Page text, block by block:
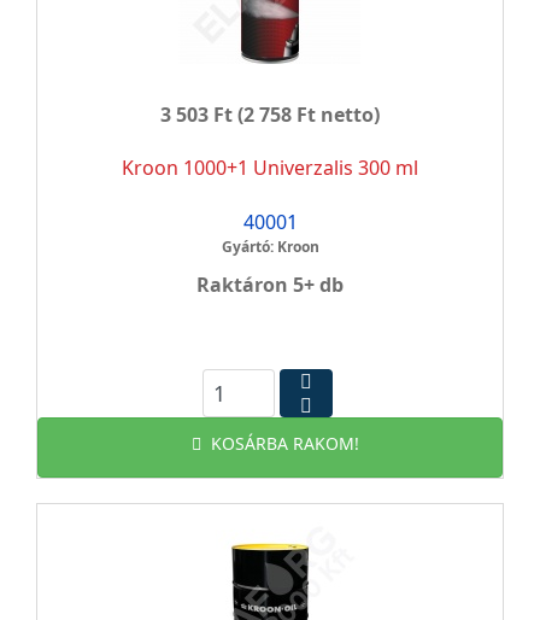
3 503 Ft(2 758 Ft netto)
Kroon 1000+1 Univerzalis 300 ml
40001
Gyártó: Kroon
Raktáron 5+ db
KOSÁRBA RAKOM!